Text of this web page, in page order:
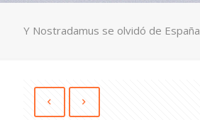
Y Nostradamus se olvidó de España